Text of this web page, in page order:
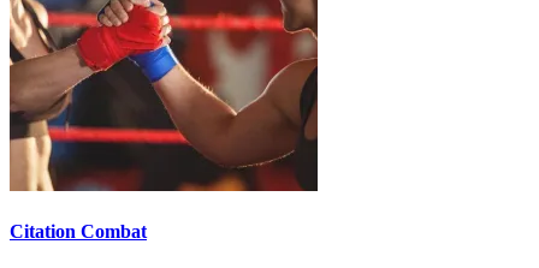
Citation Combat